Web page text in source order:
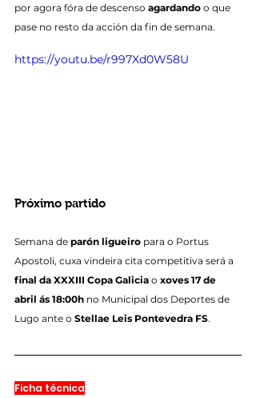
por agora fóra de descenso agardando o que
pase no resto da acción da fin de semana.
https://youtu.be/r997Xd0W58U
Próximo partido
Semana de parón ligueiro para o Portus
Apostoli, cuxa vindeira cita competitiva será a
final da XXXIII Copa Galicia o xoves 17 de
abril ás 18:00h no Municipal dos Deportes de
Lugo ante o Stellae Leis Pontevedra FS.
Ficha técnica